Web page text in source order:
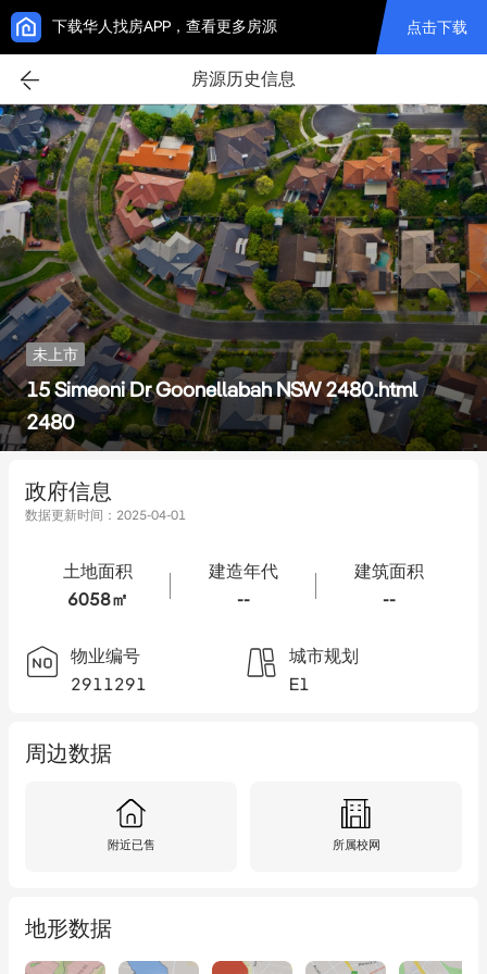
下载华人找房APP，查看更多房源 点击下载
房源历史信息
未上市
15 Simeoni Dr Goonellabah NSW 2480.html
2480
政府信息
数据更新时间： 2025-04-01
土地面积
6058㎡
建造年代
--
建筑面积
--
物业编号
2911291
城市规划
E1
周边数据
附近已售 所属校网
地形数据